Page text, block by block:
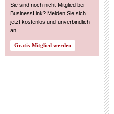
Sie sind noch nicht Mitglied bei
BusinessLink? Melden Sie sich
jetzt kostenlos und unverbindlich
an.